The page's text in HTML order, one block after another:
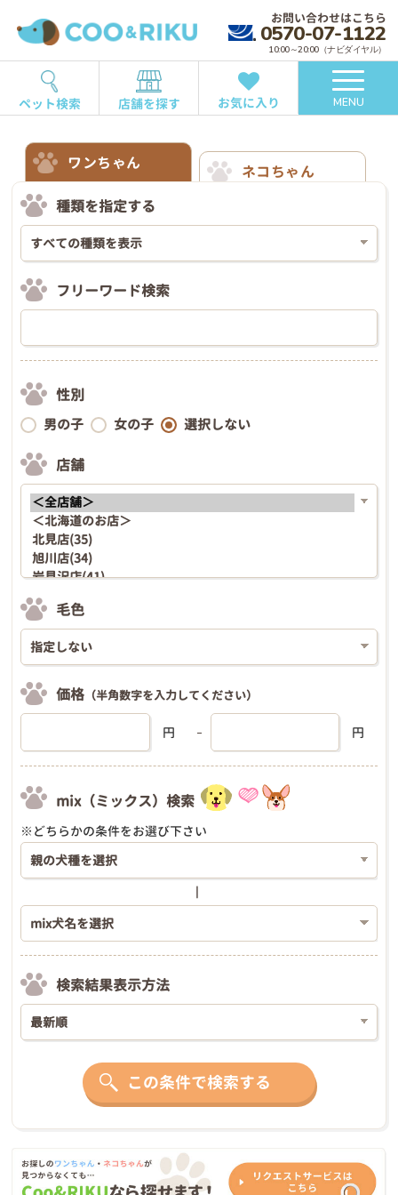
お問い合わせはこちら
0570-07-1122
10:00～20:00（ナビダイヤル）
ペット検索 店舗を探す お気に入り MENU
ワンちゃん
ネコちゃん
種類を指定する
フリーワード検索
性別
男の子 女の子 選択しない
店舗
毛色
価格 （半角数字を入力してください）
円 円
mix（ミックス）検索
※どちらかの条件をお選び下さい
検索結果表示方法
この条件で検索する